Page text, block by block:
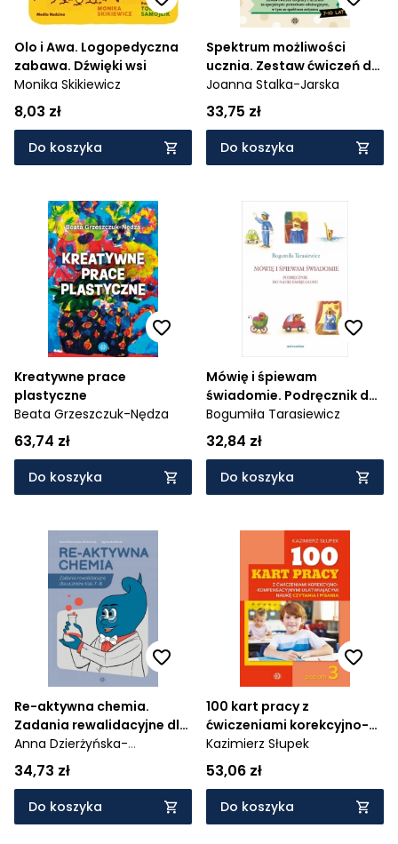
Olo i Awa. Logopedyczna
zabawa. Dźwięki wsi
Monika Skikiewicz
8,03 zł
Do koszyka
Spektrum możliwości
ucznia. Zestaw ćwiczeń do
pracy z uczniem ze
specjalnymi potrzebami
edukacyjnymi, w tym ze
spektrum autyzmu
Joanna Stalka-Jarska
33,75 zł
Do koszyka
Kreatywne prace
plastyczne
Beata Grzeszczuk-Nędza
63,74 zł
Do koszyka
Mówię i śpiewam
świadomie. Podręcznik do
nauki emisji głosu
Bogumiła Tarasiewicz
32,84 zł
Do koszyka
Re-aktywna chemia.
Zadania rewalidacyjne dla
uczniów klas 7–8
Anna Dzierżyńska-
Białończyk,
34,73 zł
Do koszyka
100 kart pracy z
ćwiczeniami korekcyjno-
kompensacyjny P3
Kazimierz Słupek
53,06 zł
Do koszyka